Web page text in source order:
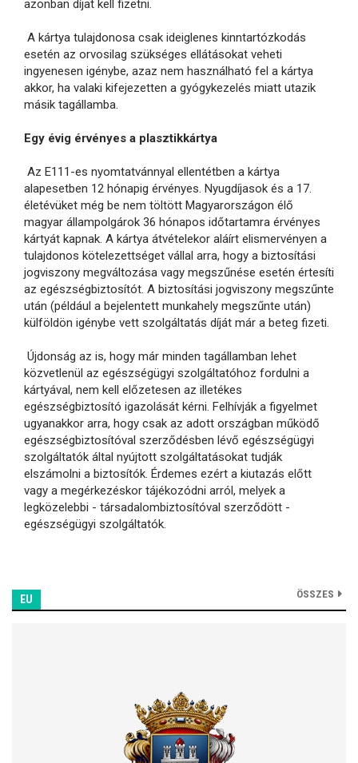
azonban díjat kell fizetni.
A kártya tulajdonosa csak ideiglenes kinntartózkodás
esetén az orvosilag szükséges ellátásokat veheti
ingyenesen igénybe, azaz nem használható fel a kártya
akkor, ha valaki kifejezetten a gyógykezelés miatt utazik
másik tagállamba.
Egy évig érvényes a plasztikkártya
Az E111-es nyomtatvánnyal ellentétben a kártya
alapesetben 12 hónapig érvényes. Nyugdíjasok és a 17.
életévüket még be nem töltött Magyarországon élő
magyar állampolgárok 36 hónapos időtartamra érvényes
kártyát kapnak. A kártya átvételekor aláírt elismervényen a
tulajdonos kötelezettséget vállal arra, hogy a biztosítási
jogviszony megváltozása vagy megszűnése esetén értesíti
az egészségbiztosítót. A biztosítási jogviszony megszűnte
után (például a bejelentett munkahely megszűnte után)
külföldön igénybe vett szolgáltatás díját már a beteg fizeti.
Újdonság az is, hogy már minden tagállamban lehet
közvetlenül az egészségügyi szolgáltatóhoz fordulni a
kártyával, nem kell előzetesen az illetékes
egészségbiztosító igazolását kérni. Felhívják a figyelmet
ugyanakkor arra, hogy csak az adott országban működő
egészségbiztosítóval szerződésben lévő egészségügyi
szolgáltatók által nyújtott szolgáltatásokat tudják
elszámolni a biztosítók. Érdemes ezért a kiutazás előtt
vagy a megérkezéskor tájékozódni arról, melyek a
legközelebbi - társadalombiztosítóval szerződött -
egészségügyi szolgáltatók.
EU ÖSSZES